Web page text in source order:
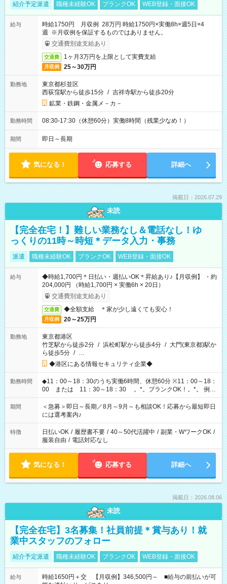
紹介予定派遣 職種未経験OK ブランクOK WEB登録・面接OK
給与
時給1750円 月収例 28万円 時給1750円×実働8h×週5日×4
週 ※月収例を保証するものではありません。
交通費別途支給あり
交通費 1ヶ月3万円を上限として実費支給
月収例 25～30万円
勤務地
東京都杉並区
西荻窪駅から徒歩15分 / 吉祥寺駅から徒歩20分
鉱業・鉄鋼・金属メ－カ－
勤務時間 08:30-17:30（休憩60分）実働8時間（残業少なめ！）
期間 即日～長期
気になる！ 応募する 詳細へ
掲載日：2026.07.29
未読
【完全在宅！】難しい業務なし＆電話なし！ゆ
っくりの11時～時短＊データ入力・事務
派遣 職種未経験OK ブランクOK WEB登録・面接OK
給与
◆時給1,700円＊日払い・週払いOK＊昇給あり♪【月収例】 ・約
204,000円 （時給1,700円 × 実働6h × 20日）
交通費別途支給あり
交通費 ◆全額支給 ＊家が少し遠くても安心！
月収例 20～25万円
勤務地
東京都港区
竹芝駅から徒歩2分 / 浜松町駅から徒歩4分 / 大門(東京都)駅か
ら徒歩5分 / …
◆港区にある情報セキュリティ企業◆
勤務時間
◆11：00～18：30のうち実働6時間、休憩60分 ※11：00～18：
00 または 11：30～18：30 。*。ブランクOK！。*。 例え
ば前職が、 在宅/財団法人/事務/コールセンター/受付/販売/カフェ
スタッフ スイーツ販売/ホテルフロント/化粧品販売/など 様々な
業界から入社して活躍されています♪
期間
＜急募＞即日～長期／8月～9月～も相談OK！応募から最短即日
には選考案内♪
特徴 日払いOK / 履歴書不要 / 40～50代活躍中 / 副業・WワークOK /
服装自由 / 電話対応なし
気になる！ 応募する 詳細へ
掲載日：2026.08.06
未読
【完全在宅】3名募集！社員前提＊賞与あり！就
業中スタッフのフォロー
紹介予定派遣 職種未経験OK ブランクOK WEB登録・面接OK
給与
時給1650円＋交 【月収例】346,500円～ ■給与の前払いが可